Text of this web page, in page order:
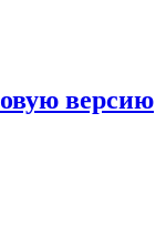
версию